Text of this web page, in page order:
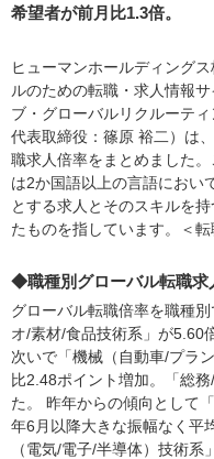
希望者が前月比1.3倍。
ヒューマンホールディング
ルのための転職・求人情報
ブ・グローバルリクルーテ
代表取締役：篠原 裕二）は
職求人倍率をまとめました
は2か国語以上の言語におい
とする求人とそのスキルを
たものを指しています。＜
◆職種別グローバル転職求
グローバル転職倍率を職種
オ/素材/食品技術系」が5.60
次いで「機械（自動車/プラ
比2.48ポイント増加。「総
た。 昨年からの傾向として
年6月以降大きな振幅なく平
（電気/電子/半導体）技術